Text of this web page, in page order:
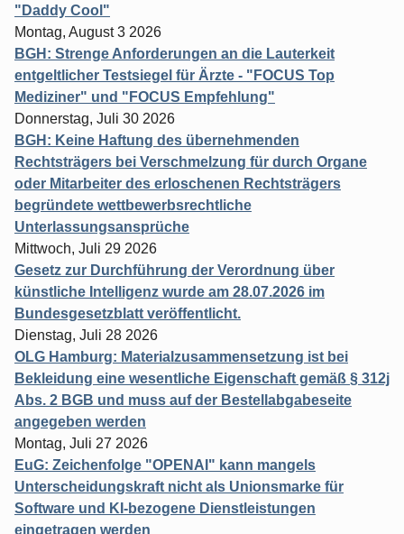
"Daddy Cool"
Montag, August 3 2026
BGH: Strenge Anforderungen an die Lauterkeit
entgeltlicher Testsiegel für Ärzte - "FOCUS Top
Mediziner" und "FOCUS Empfehlung"
Donnerstag, Juli 30 2026
BGH: Keine Haftung des übernehmenden
Rechtsträgers bei Verschmelzung für durch Organe
oder Mitarbeiter des erloschenen Rechtsträgers
begründete wettbewerbsrechtliche
Unterlassungsansprüche
Mittwoch, Juli 29 2026
Gesetz zur Durchführung der Verordnung über
künstliche Intelligenz wurde am 28.07.2026 im
Bundesgesetzblatt veröffentlicht.
Dienstag, Juli 28 2026
OLG Hamburg: Materialzusammensetzung ist bei
Bekleidung eine wesentliche Eigenschaft gemäß § 312j
Abs. 2 BGB und muss auf der Bestellabgabeseite
angegeben werden
Montag, Juli 27 2026
EuG: Zeichenfolge "OPENAI" kann mangels
Unterscheidungskraft nicht als Unionsmarke für
Software und KI-bezogene Dienstleistungen
eingetragen werden